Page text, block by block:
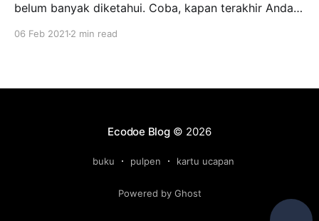
belum banyak diketahui. Coba, kapan terakhir Anda
06 Feb 2021 2 min read
Ecodoe Blog© 2026
buku pulpen kartu ucapan
Powered by Ghost